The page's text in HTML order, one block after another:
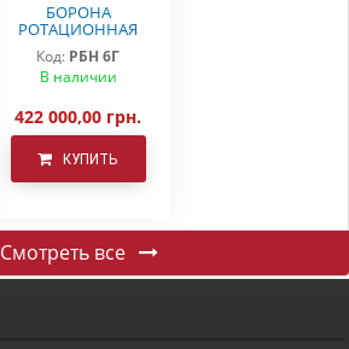
БОРОНА
РОТАЦИОННАЯ
РБН-6 Г
Код: РБН 6Г
В наличии
422 000,00 грн.
КУПИТЬ
Смотреть все